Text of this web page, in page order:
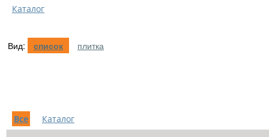
Каталог
Вид: список плитка
Все Каталог